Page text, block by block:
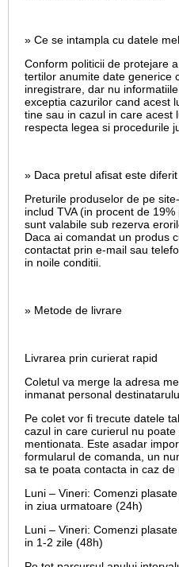
» Ce se intampla cu datele
Conform politicii de protejare
tertilor anumite date generice
inregistrare, dar nu
exceptia cazurilor cand acest
tine sau in cazul in care acest
respecta legea si procedurile
» Daca pretul afisat este
Preturile produselor de pe
includ TVA (in procent de
sunt valabile sub rezerva
Daca ai comandat un produs
contactat prin e-mail sau
in noile conditii.
» Metode de livrare
Livrarea prin curierat rapid
Coletul va merge la adresa
inmanat personal
Pe colet vor fi trecute datele
cazul in care curierul nu
mentionata. Este asadar
formularul de comanda, un
sa te poata contacta in caz de
Luni – Vineri: Comenzi
in ziua urmatoare (24h)
Luni – Vineri: Comenzi
in 1-2 zile (48h)